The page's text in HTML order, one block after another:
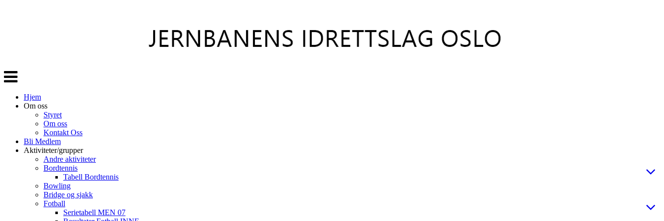
Veksle
navigasjon
Hjem
Om oss
Styret
Om oss
Kontakt Oss
Bli Medlem
Aktiviteter/grupper
Andre aktiviteter
Bordtennis
Tabell Bordtennis
Bowling
Bridge og sjakk
Fotball
Serietabell MEN 07